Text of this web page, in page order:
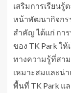
เสริมการเรียน
หน้าพัฒนากิจกร
สำคัญ ได้แก่ กา
ของ TK Park ให้
ทางความรู้ที่สา
เหมาะสมและน่
พื้นที่ TK Park แ